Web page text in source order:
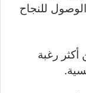
للنجاح
أكثر رغبة